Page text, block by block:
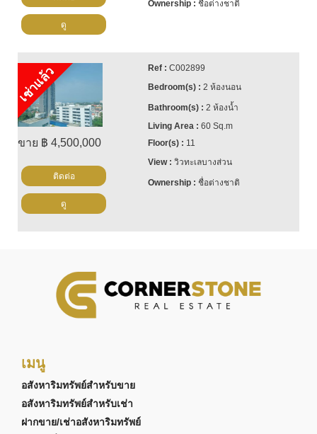
ชื่อต่างชาติ
ดู
เช่าแล้ว
ขาย ฿ 4,500,000
C002899
2 ห้องนอน
2 ห้องน้ำ
60 Sq.m
11
วิวทะเลบางส่วน
ชื่อต่างชาติ
ติดต่อ
ดู
เมนู
อสังหาริมทรัพย์สำหรับขาย
อสังหาริมทรัพย์สำหรับเช่า
ฝากขาย/เช่าอสังหาริมทรัพย์